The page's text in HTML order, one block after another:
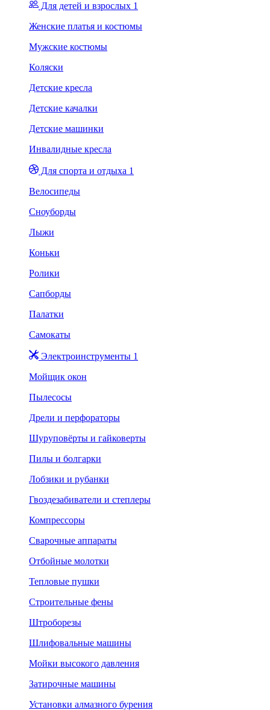
Для детей и взрослых 1
Женские платья и костюмы
Мужские костюмы
Коляски
Детские кресла
Детские качалки
Детские машинки
Инвалидные кресла
Для спорта и отдыха 1
Велосипеды
Сноуборды
Лыжи
Коньки
Ролики
Сапборды
Палатки
Самокаты
Электроинструменты 1
Мойщик окон
Пылесосы
Дрели и перфораторы
Шуруповёрты и гайковерты
Пилы и болгарки
Лобзики и рубанки
Гвоздезабиватели и степлеры
Компрессоры
Сварочные аппараты
Отбойные молотки
Тепловые пушки
Строительные фены
Штроборезы
Шлифовальные машины
Мойки высокого давления
Затирочные машины
Установки алмазного бурения